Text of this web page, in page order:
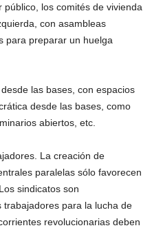
los comités de vivienda
con asambleas
para preparar un huelga
las bases, con espacios
desde las bases, como
abiertos, etc.
La creación de
paralelas sólo favorecen
sindicatos son
para la lucha de
revolucionarias deben